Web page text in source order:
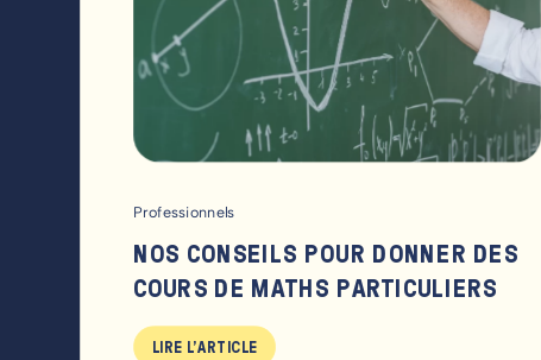
Professionnels
NOS CONSEILS POUR DONNER DES
COURS DE MATHS PARTICULIERS
LIRE L'ARTICLE